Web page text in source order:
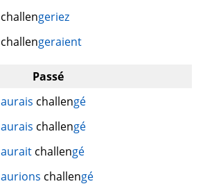
challengeriez
challengeraient
Passé
aurais challengé
aurais challengé
aurait challengé
aurions challengé